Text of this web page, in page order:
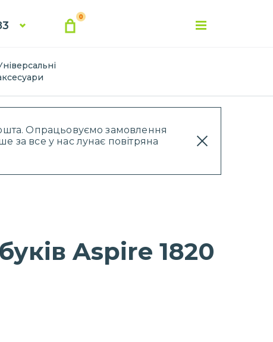
Опрацьовуємо замовлення
за все у нас лунає повітряна
0
Aspire 1820